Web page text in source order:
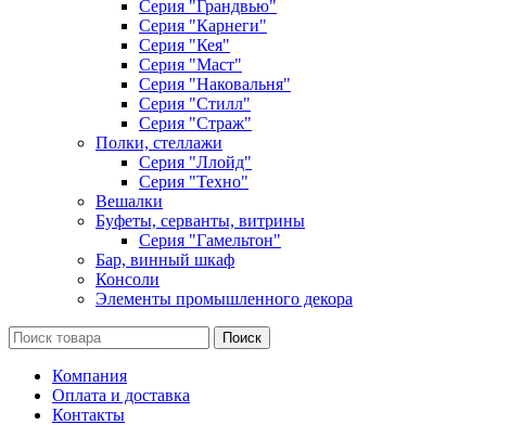
Серия "Грандвью"
Серия "Карнеги"
Серия "Кея"
Серия "Маст"
Серия "Наковальня"
Серия "Стилл"
Серия "Страж"
Полки, стеллажи
Серия "Ллойд"
Серия "Техно"
Вешалки
Буфеты, серванты, витрины
Серия "Гамельтон"
Бар, винный шкаф
Консоли
Элементы промышленного декора
Поиск
Компания
Оплата и доставка
Контакты